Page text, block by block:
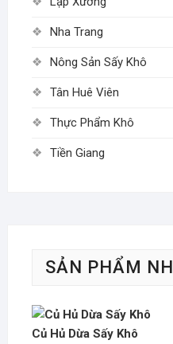
Nha Trang
Nông Sản Sấy Khô
Tân Huê Viên
Thực Phẩm Khô
Tiền Giang
SẢN PHẨM
Củ Hủ Dừa Sấy Khô